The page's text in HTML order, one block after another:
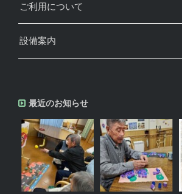
ご利用について
設備案内
最近のお知らせ